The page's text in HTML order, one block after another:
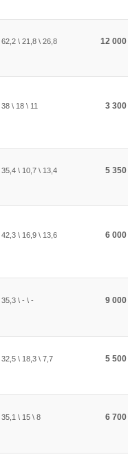
62,2 \ 21,8 \ 26,8 12 000
38 \ 18 \ 11 3 300
35,4 \ 10,7 \ 13,4 5 350
42,3 \ 16,9 \ 13,6 6 000
35,3 \ - \ - 9 000
32,5 \ 18,3 \ 7,7 5 500
35,1 \ 15 \ 8 6 700